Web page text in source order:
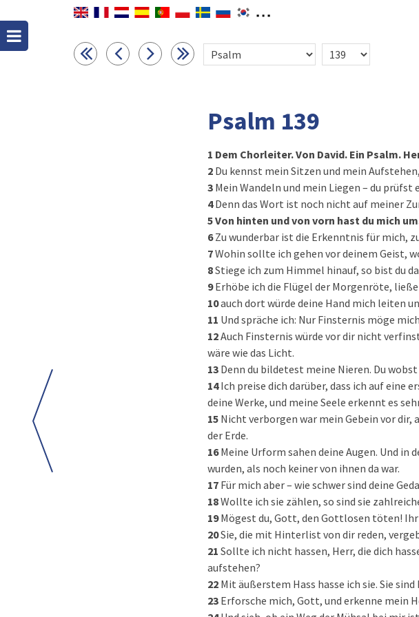
Psalm 139
1 Dem Chorleiter. Von David. Ein Psalm.
2 Du kennst mein Sitzen und mein
3 Mein Wandeln und mein Liegen – du
4Denn das Wort ist noch nicht auf meiner
5Von hinten und von vorn hast du mich
6Zu wunderbar ist die Erkenntnis für mich,
7Wohin sollte ich gehen vor deinem Geist,
8Stiege ich zum Himmel hinauf, so bist du
9Erhöbe ich die Flügel der Morgenröte,
10auch dort würde deine Hand mich leiten
11 Und spräche ich: Nur Finsternis möge
12Auch Finsternis würde vor dir nicht
wäre wie das Licht.
13 Denn du bildetest meine Nieren. Du
14Ich preise dich darüber, dass ich auf eine
deine Werke, und meine Seele erkennt es
15 Nicht verborgen war mein Gebein vor dir,
der Erde.
16Meine Urform sahen deine Augen. Und in
wurden, als noch keiner von ihnen da war.
17 Für mich aber – wie schwer sind deine
18Wollte ich sie zählen, so sind sie
19Mögest du, Gott, den Gottlosen töten!
20Sie, die mit Hinterlist von dir reden,
21 Sollte ich nicht hassen, Herr, die dich
aufstehen?
22 Mit äußerstem Hass hasse ich sie. Sie sind
23 Erforsche mich, Gott, und erkenne mein